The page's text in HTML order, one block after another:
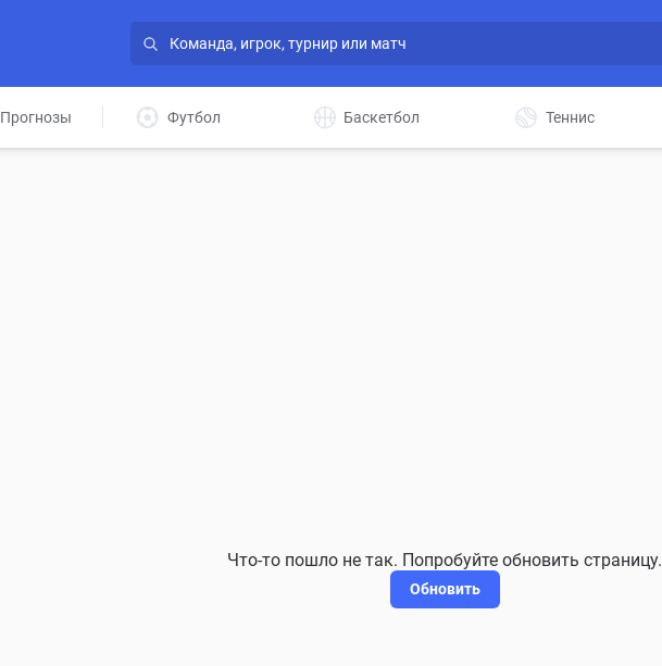
Прогнозы Футбол Баскетбол Теннис
Что-то пошло не так. Попробуйте обновить страницу.
Обновить